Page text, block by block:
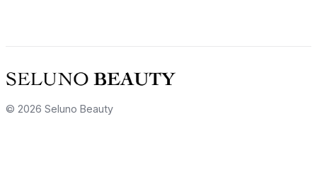
© 2026 Seluno Beauty